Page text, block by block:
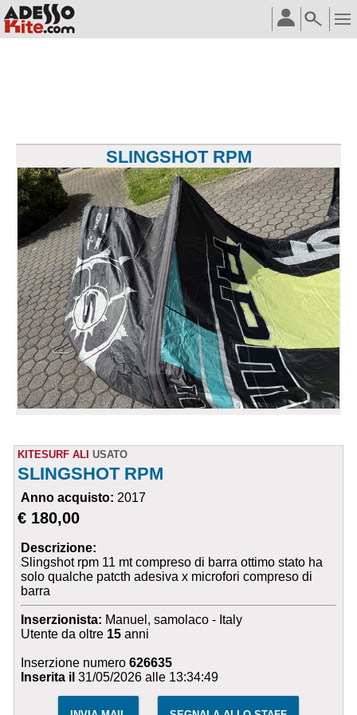
SLINGSHOT RPM
KITESURF ALI USATO
SLINGSHOT RPM
Anno acquisto: 2017
€ 180,00
Descrizione:
Slingshot rpm 11 mt compreso di barra ottimo stato ha
solo qualche patcth adesiva x microfori compreso di
barra
Inserzionista: Manuel, samolaco - Italy
Utente da oltre 15 anni
Inserzione numero626635
Inserita il 31/05/2026 alle 13:34:49